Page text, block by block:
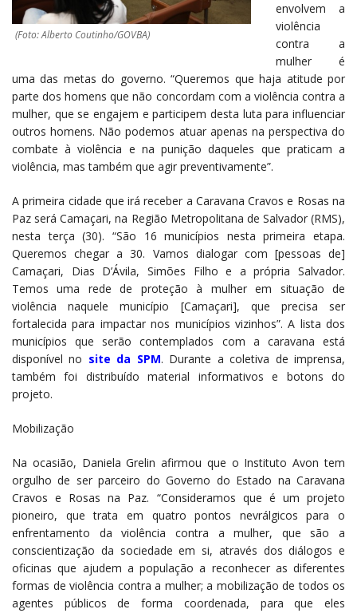
(Foto: Alberto Coutinho/GOVBA)
envolvem a
violência
contra a
mulher é
uma das metas do governo. “Queremos que haja atitude por
parte dos homens que não concordam com a violência contra a
mulher, que se engajem e participem desta luta para influenciar
outros homens. Não podemos atuar apenas na perspectiva do
combate à violência e na punição daqueles que praticam a
violência, mas também que agir preventivamente”.
A primeira cidade que irá receber a Caravana Cravos e Rosas na
Paz será Camaçari, na Região Metropolitana de Salvador (RMS),
nesta terça (30). “São 16 municípios nesta primeira etapa.
Queremos chegar a 30. Vamos dialogar com [pessoas de]
Camaçari, Dias D’Ávila, Simões Filho e a própria Salvador.
Temos uma rede de proteção à mulher em situação de
violência naquele município [Camaçari], que precisa ser
fortalecida para impactar nos municípios vizinhos”. A lista dos
municípios que serão contemplados com a caravana está
disponível no site da SPM. Durante a coletiva de imprensa,
também foi distribuído material informativos e botons do
projeto.
Mobilização
Na ocasião, Daniela Grelin afirmou que o Instituto Avon tem
orgulho de ser parceiro do Governo do Estado na Caravana
Cravos e Rosas na Paz. “Consideramos que é um projeto
pioneiro, que trata em quatro pontos nevrálgicos para o
enfrentamento da violência contra a mulher, que são a
conscientização da sociedade em si, através dos diálogos e
oficinas que ajudem a população a reconhecer as diferentes
formas de violência contra a mulher; a mobilização de todos os
agentes públicos de forma coordenada, para que eles